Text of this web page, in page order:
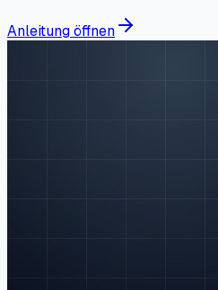
Anleitung öffnen